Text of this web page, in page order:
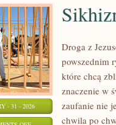
- 31 - 2026
Droga z
powszednim
które chcą
znaczenie w
zaufanie nie
chwila po